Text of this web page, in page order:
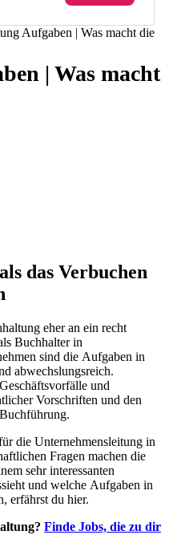
Aufgaben | Was macht die
| Was macht
das Verbuchen
eher an ein recht
Buchhalter in
sind die Aufgaben in
abwechslungsreich.
und
Vorschriften und den
die Unternehmensleitung in
Fragen machen die
sehr interessanten
und welche Aufgaben in
erfährst du hier.
Finde Jobs, die zu dir